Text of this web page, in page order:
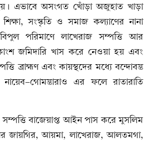
এভাবে অসংগত খোঁড়া অজুহাত খাড়া
সংস্কৃতি ও সমাজ কল্যাণের নানা
পরিমাণে লাখেরাজ সম্পত্তি আর
জমিদারি খাস করে নেওয়া হয় এবং
ব্রাহ্মণ এবং কায়স্থদের মধ্যে বন্দোবস্ত
গোমস্তারাও এর ফলে রাতারাতি
সম্পত্তি বাজেয়াপ্ত আইন পাস করে মুসলিম
জায়গির, আয়মা, লাখেরাজ, আলতমগা,